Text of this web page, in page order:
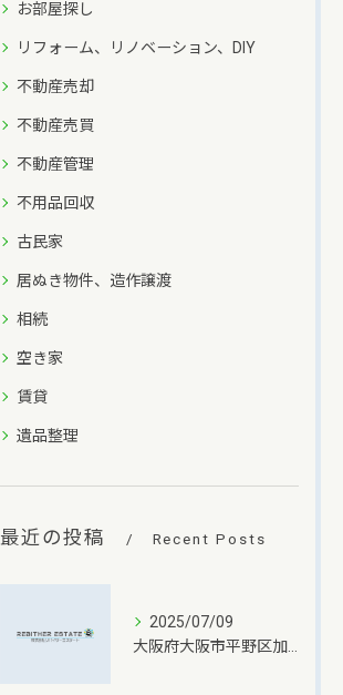
お部屋探し
リフォーム、リノベーション、DIY
不動産売却
不動産売買
不動産管理
不用品回収
古民家
居ぬき物件、造作譲渡
相続
空き家
賃貸
遺品整理
最近の投稿 Recent Posts
2025/07/09